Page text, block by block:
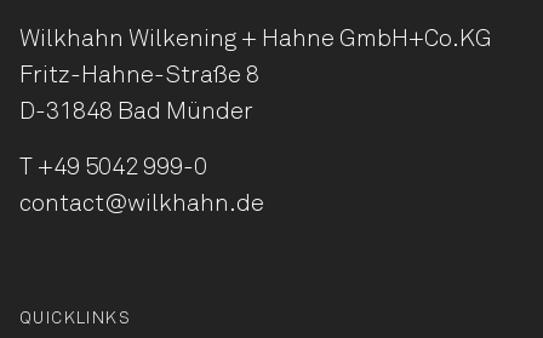
Wilkhahn Wilkening + Hahne GmbH+Co.KG
Fritz-Hahne-Straße 8
D-31848 Bad Münder
+49 5042 999-0
contact@wilkhahn.de
QUICKLINKS